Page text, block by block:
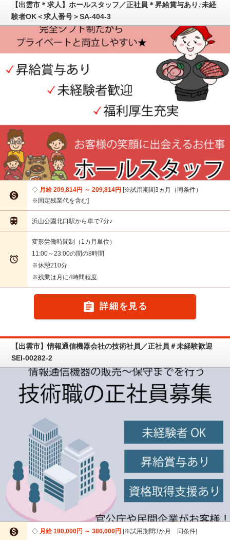
【出雲市＊求人】ホールスタッフ／正社員＊昇給賞与あり♪未経
験者OK＜求人番号＞SA-404-3

月給 209,814円 ～ 209,814円 ※試用期間3ヵ月（同条件）
※固定残業代を含む
 浜山公園北口駅から車で7分♪

変形労働時間制（1カ月単位）
11:00～23:00の間の8時間
※休憩210分
※残業は月に4時間程度
 詳細を見る
【出雲市】情報通信機器会社の技術社員／正社員＃未経験歓迎
SEI-00282-2
 月給 180,000円 ～ 380,000円 ※試用期間3か月 同条件